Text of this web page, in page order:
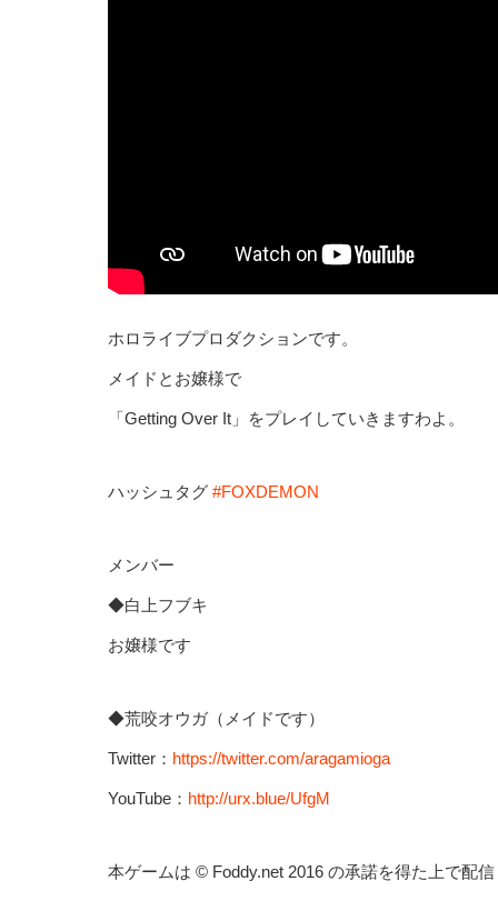
ホロライブプロダクションです。
メイドとお嬢様で
「Getting Over It」をプレイしていきますわよ。
ハッシュタグ #FOXDEMON
メンバー
◆白上フブキ
お嬢様です
◆荒咬オウガ（メイドです）
Twitter： https://twitter.com/aragamioga
YouTube： http://urx.blue/UfgM
本ゲームは © Foddy.net 2016 の承諾を得た上で配